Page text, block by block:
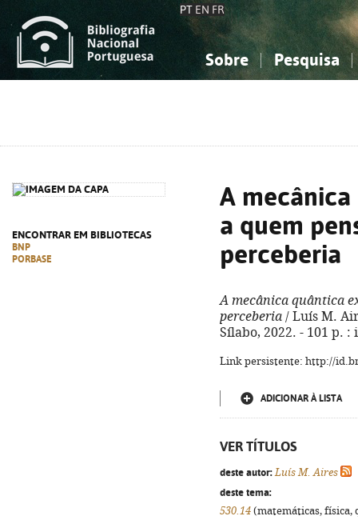
PT EN FR
Sobre Pesquisa
ENCONTRAR EM BIBLIOTECAS
BNP
PORBASE
A
a quem
perceberia
A mecânica quântica
perceberia / Luís M.
Sílabo, 2022. - 101 p. :
Link persistente: http://
ADICIONAR À LISTA
VER TÍTULOS
deste autor: Luís M. Aires
deste tema:
530.14 (matemáticas,